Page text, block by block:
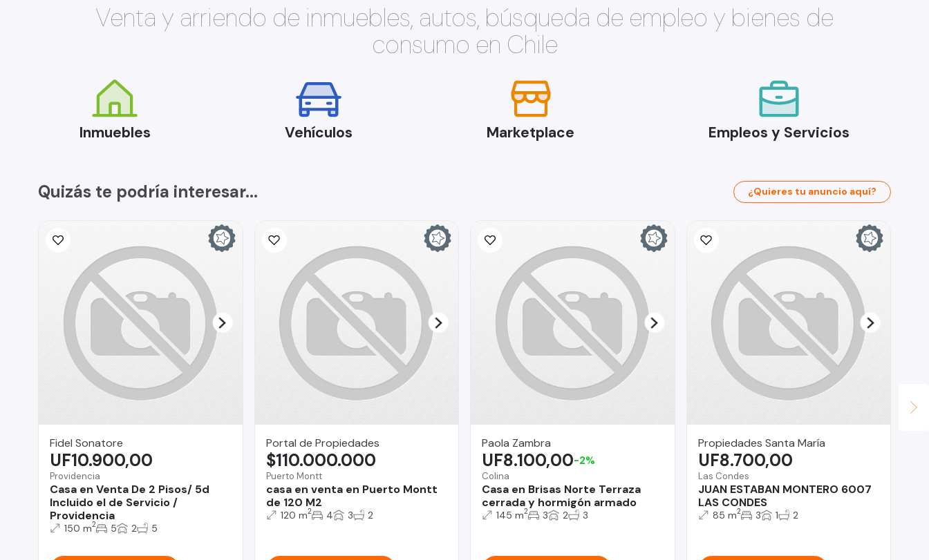
Venta y arriendo de inmuebles, autos, búsqueda de empleo y bienes de
consumo en Chile
Inmuebles Vehículos Marketplace Empleos y Servicios
Quizás te podría interesar... ¿Quieres tu anuncio aquí?
Fidel Sonatore
Providencia
Casa en Venta De 2 Pisos/ 5d
Incluido el de Servicio /
Providencia
UF10.900,00
150 m2 5 2 5
Portal de Propiedades
Puerto Montt
casa en venta en Puerto Montt
de 120 M2
$110.000.000
120 m2 4 3 2
Paola Zambra
Colina
Casa en Brisas Norte Terraza
cerrada y hormigón armado
UF8.100,00-2%
145 m2 3 2 3
Propiedades Santa María
Las Condes
JUAN ESTABAN MONTERO 6007
LAS CONDES
UF8.700,00
85 m2 3 1 2